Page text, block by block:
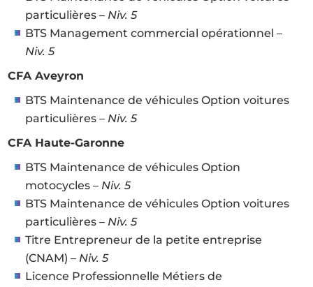
particulières – Niv. 5
BTS Management commercial opérationnel –
Niv. 5
CFA Aveyron
BTS Maintenance de véhicules Option voitures
particulières – Niv. 5
CFA Haute-Garonne
BTS Maintenance de véhicules Option
motocycles – Niv. 5
BTS Maintenance de véhicules Option voitures
particulières – Niv. 5
Titre Entrepreneur de la petite entreprise
(CNAM) – Niv. 5
Licence Professionnelle Métiers de